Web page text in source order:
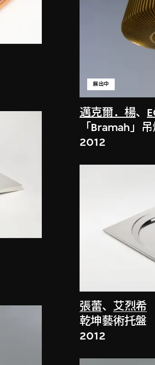
邁克爾．楊、
展出中
「Bramah」
2012
張蕾、艾烈希
乾坤藝術托盤
2012